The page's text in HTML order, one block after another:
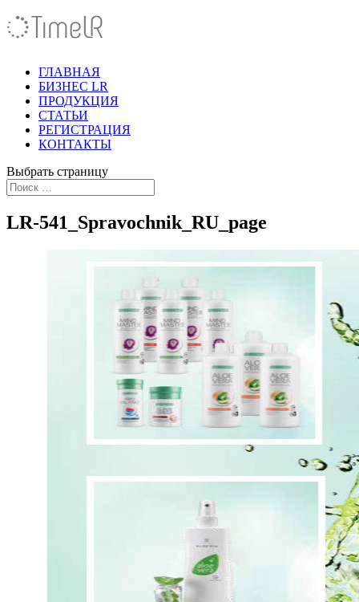
ГЛАВНАЯ
БИЗНЕС LR
ПРОДУКЦИЯ
СТАТЬИ
РЕГИСТРАЦИЯ
КОНТАКТЫ
Выбрать страницу
LR-541_Spravochnik_RU_page